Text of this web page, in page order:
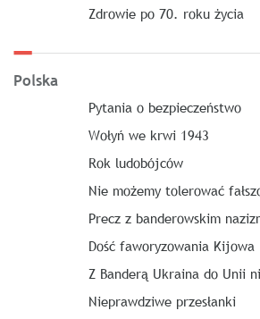
Zdrowie po 70. roku życia
Polska
Pytania o bezpieczeństwo
Wołyń we krwi 1943
Rok ludobójców
Nie możemy tolerować
Precz z banderowskim
Dość faworyzowania Kijowa
Z Banderą Ukraina do Unii
Nieprawdziwe przesłanki